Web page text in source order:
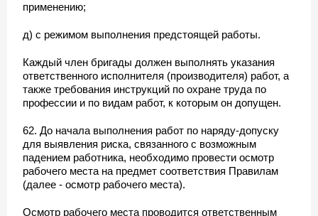
применению;
д) с режимом выполнения предстоящей работы.
Каждый член бригады должен выполнять указания
ответственного исполнителя (производителя) работ, а
также требования инструкций по охране труда по
профессии и по видам работ, к которым он допущен.
62. До начала выполнения работ по наряду-допуску
для выявления риска, связанного с возможным
падением работника, необходимо провести осмотр
рабочего места на предмет соответствия Правилам
(далее - осмотр рабочего места).
Осмотр рабочего места проводится ответственным